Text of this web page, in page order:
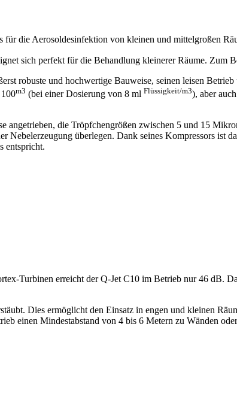
die Aerosoldesinfektion von kleinen und mittelgroßen
sich perfekt für die Behandlung kleinerer Räume. Zum
robuste und hochwertige Bauweise, seinen leisen
m3 (bei einer Dosierung von 8 ml Flüssigkeit/m3), aber
die Tröpfchengrößen zwischen 5 und 15
überlegen. Dank seines Kompressors ist
entspricht.
Turbinen erreicht der Q-Jet C10 im Betrieb nur 46 dB.
Dies ermöglicht den Einsatz in engen und kleinen
einen Mindestabstand von 4 bis 6 Metern zu Wänden